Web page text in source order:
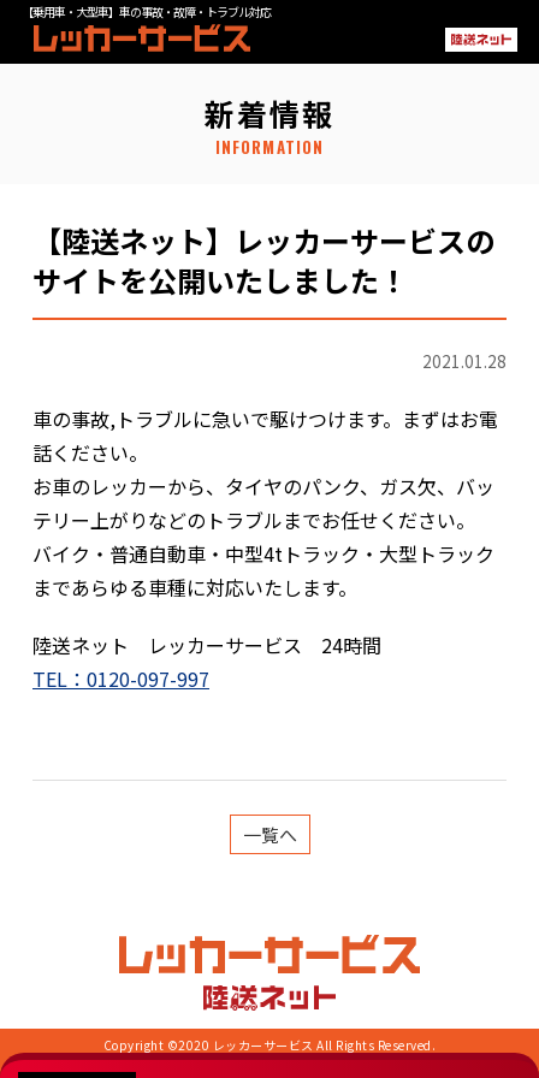
【乗用車・大型車】車の事故・故障・トラブル対応
新着情報
INFORMATION
【陸送ネット】レッカーサービスの
サイトを公開いたしました！
2021.01.28
車の事故,トラブルに急いで駆けつけます。まずはお電
話ください。
お車のレッカーから、タイヤのパンク、ガス欠、バッ
テリー上がりなどのトラブルまでお任せください。
バイク・普通自動車・中型4tトラック・大型トラック
まであらゆる車種に対応いたします。
陸送ネット レッカーサービス 24時間
TEL： 0120-097-997
一覧へ
Copyright ©2020 レッカーサービス All Rights Reserved.